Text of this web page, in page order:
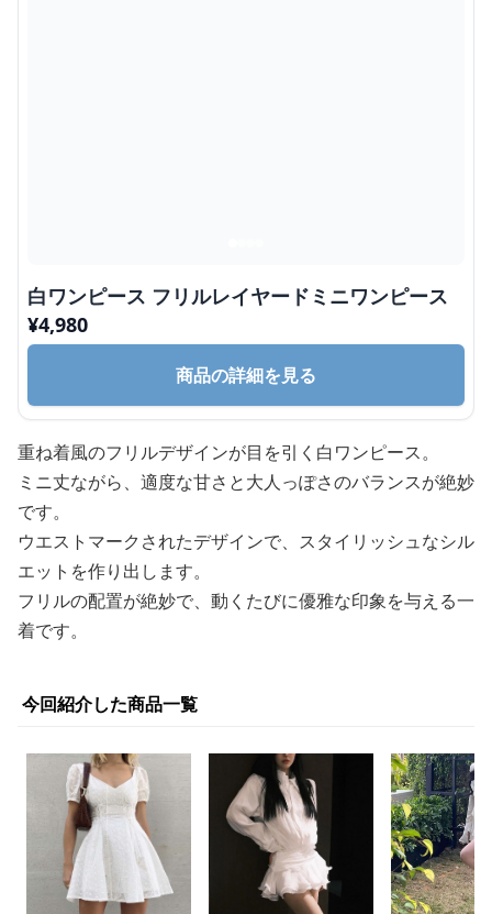
白ワンピース フリルレイヤードミニワンピース
¥4,980
商品の詳細を見る
重ね着風のフリルデザインが目を引く白ワンピース。
ミニ丈ながら、適度な甘さと大人っぽさのバランスが絶妙
です。
ウエストマークされたデザインで、スタイリッシュなシル
エットを作り出します。
フリルの配置が絶妙で、動くたびに優雅な印象を与える一
着です。
今回紹介した商品一覧